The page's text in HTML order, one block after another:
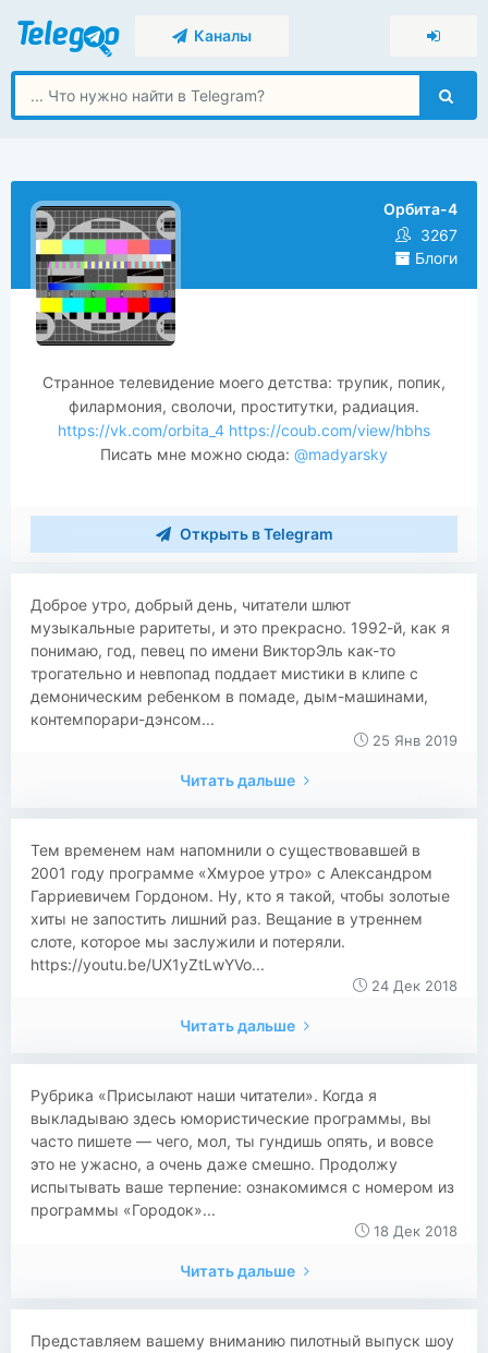
Каналы
Орбита-4
3267
Блоги
Странное телевидение моего детства: трупик, попик,
филармония, сволочи, проститутки, радиация.
https://vk.com/orbita_4 https://coub.com/view/hbhs
Писать мне можно сюда: @madyarsky
Открыть в Telegram
Доброе утро, добрый день, читатели шлют
музыкальные раритеты, и это прекрасно. 1992-й, как я
понимаю, год, певец по имени ВикторЭль как-то
трогательно и невпопад поддает мистики в клипе с
демоническим ребенком в помаде, дым-машинами,
контемпорари-дэнсом...
25 Янв 2019
Читать дальше
Тем временем нам напомнили о существовавшей в
2001 году программе «Хмурое утро» с Александром
Гарриевичем Гордоном. Ну, кто я такой, чтобы золотые
хиты не запостить лишний раз. Вещание в утреннем
слоте, которое мы заслужили и потеряли.
https://youtu.be/UX1yZtLwYVo...
24 Дек 2018
Читать дальше
Рубрика «Присылают наши читатели». Когда я
выкладываю здесь юмористические программы, вы
часто пишете — чего, мол, ты гундишь опять, и вовсе
это не ужасно, а очень даже смешно. Продолжу
испытывать ваше терпение: ознакомимся с номером из
программы «Городок»...
18 Дек 2018
Читать дальше
Представляем вашему вниманию пилотный выпуск шоу